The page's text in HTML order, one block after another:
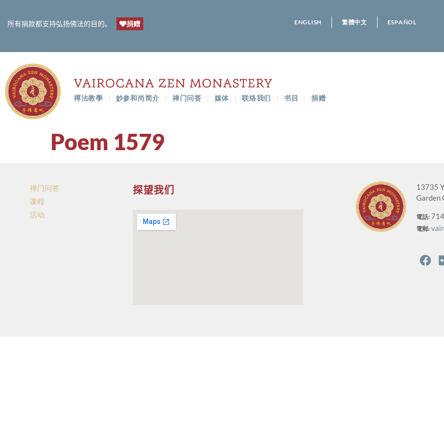
所有捐款都支持弘扬佛法的目的。 捐赠 ENGLISH 繁體中文 ESPAÑOL
禪法教學 妙参和尚简介 禅门问答 媒体 联络我们 书目 捐赠
Poem 1579
禅门问答
课程
活动
探望我们
13735
Garden
電話:
電郵: